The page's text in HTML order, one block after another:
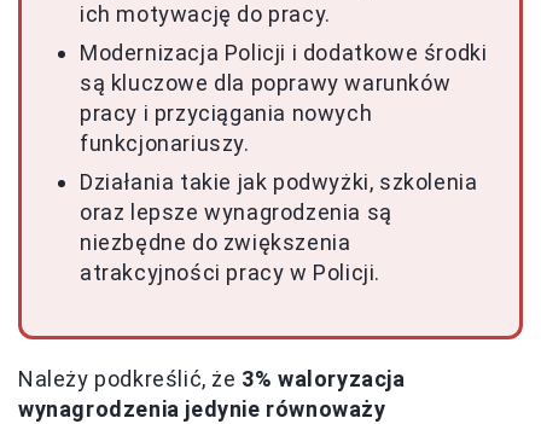
ich motywację do pracy.
Modernizacja Policji i dodatkowe środki
są kluczowe dla poprawy warunków
pracy i przyciągania nowych
funkcjonariuszy.
Działania takie jak podwyżki, szkolenia
oraz lepsze wynagrodzenia są
niezbędne do zwiększenia
atrakcyjności pracy w Policji.
Należy podkreślić, że 3% waloryzacja
wynagrodzenia jedynie równoważy